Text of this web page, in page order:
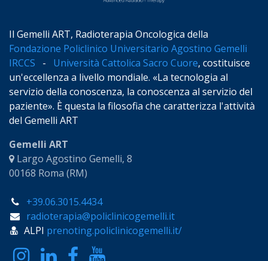
Il Gemelli ART, Radioterapia Oncologica della
Fondazione Policlinico Universitario Agostino Gemelli
IRCCS - Università Cattolica Sacro Cuore, costituisce
un'eccellenza a livello mondiale. «La tecnologia al
servizio della conoscenza, la conoscenza al servizio del
paziente». È questa la filosofia che caratterizza l'attività
del Gemelli ART
Gemelli ART
Largo Agostino Gemelli, 8
00168 Roma (RM)
+39.06.3015.4434
radioterapia@policlinicogemelli.it
ALPI prenoting.policlinicogemelli.it/